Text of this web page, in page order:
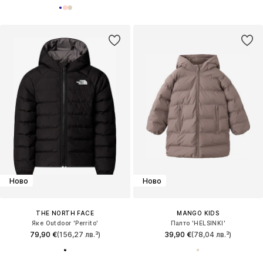
Ново
THE NORTH FACE
Яке Outdoor 'Perrito'
79,90 €(156,27 лв.³)
Ново
MANGO KIDS
Палто 'HELSINKI'
39,90 €(78,04 лв.³)